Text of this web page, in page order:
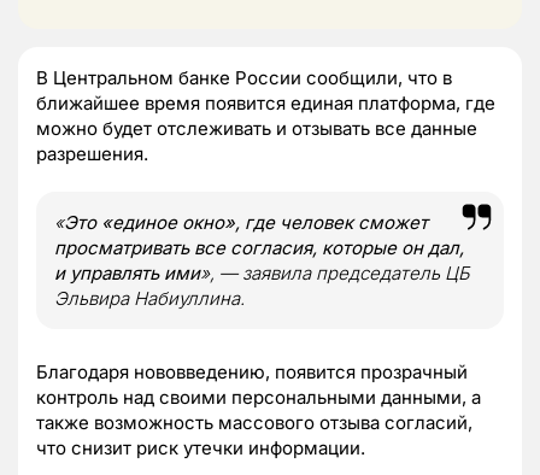
В Центральном банке России сообщили, что в
ближайшее время появится единая платформа, где
можно будет отслеживать и отзывать все данные
разрешения.
«Это «единое окно», где человек сможет
просматривать все согласия, которые он дал,
и управлять ими», — заявила председатель ЦБ
Эльвира Набиуллина.
Благодаря нововведению, появится прозрачный
контроль над своими персональными данными, а
также возможность массового отзыва согласий,
что снизит риск утечки информации.